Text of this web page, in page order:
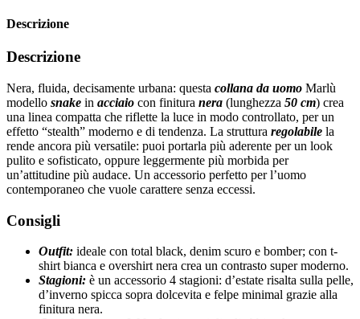
Descrizione
Descrizione
Nera, fluida, decisamente urbana: questa collana da uomo Marlù
modello snake in acciaio con finitura nera (lunghezza 50 cm) crea
una linea compatta che riflette la luce in modo controllato, per un
effetto “stealth” moderno e di tendenza. La struttura regolabile la
rende ancora più versatile: puoi portarla più aderente per un look
pulito e sofisticato, oppure leggermente più morbida per
un’attitudine più audace. Un accessorio perfetto per l’uomo
contemporaneo che vuole carattere senza eccessi.
Consigli
Outfit: ideale con total black, denim scuro e bomber; con t-
shirt bianca e overshirt nera crea un contrasto super moderno.
Stagioni: è un accessorio 4 stagioni: d’estate risalta sulla pelle,
d’inverno spicca sopra dolcevita e felpe minimal grazie alla
finitura nera.